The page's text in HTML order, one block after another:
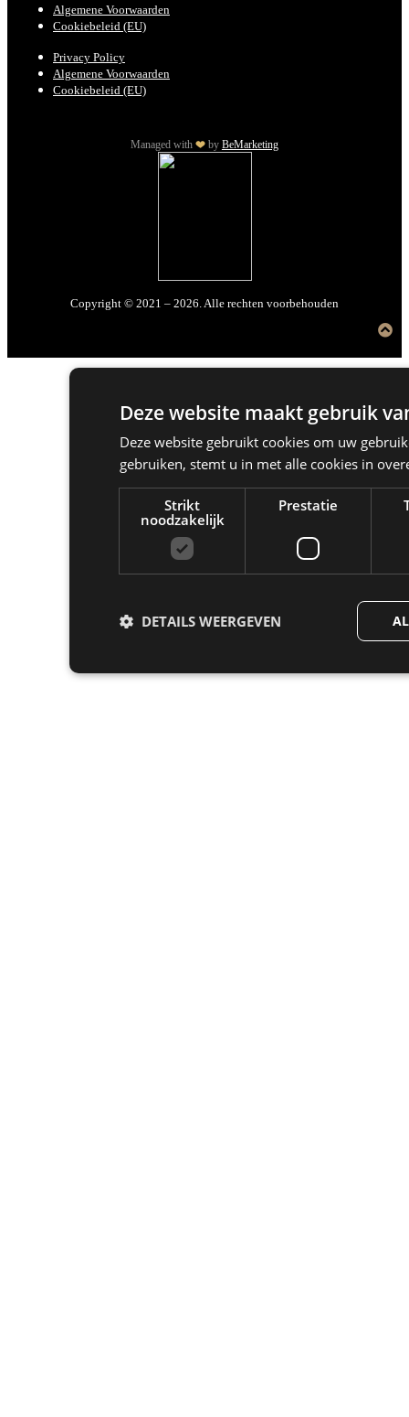
Algemene Voorwaarden
Cookiebeleid (EU)
Privacy Policy
Algemene Voorwaarden
Cookiebeleid (EU)
Managed with by BeMarketing
Copyright © 2021 – 2026. Alle rechten voorbehouden
Deze website maakt gebruik
Deze website gebruikt cookies om uw
gebruiken, stemt u in met alle cookies in
Strikt
noodzakelijk
Prestatie
DETAILS WEERGEVEN